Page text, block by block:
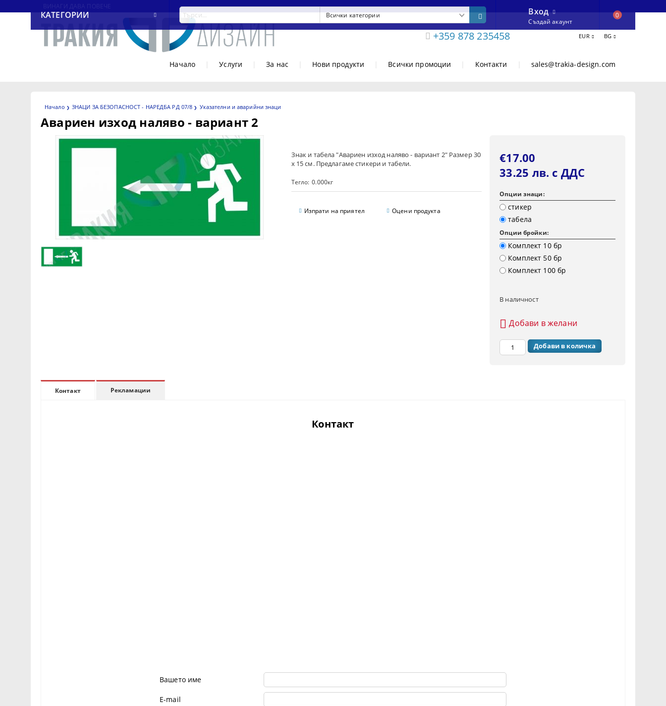
ВИНАГИ ДАВА ПОВЕЧЕ
+359 878 235458 EUR BG
Начало Услуги За нас Нови продукти Всички промоции Контакти sales@trakia-design.com
КАТЕГОРИИ Вход
Създай акаунт
0
Начало ЗНАЦИ ЗА БЕЗОПАСНОСТ - НАРЕДБА РД 07/8 Указателни и аварийни знаци
Авариен изход наляво - вариант 2
Знак и табела "Авариен изход наляво - вариант 2" Размер 30
х 15 см. Предлагаме стикери и табели.
Тегло: 0.000кг
Изпрати на приятел Оцени продукта
€17.00
33.25 лв. с ДДС
Опции знаци:
стикер
табела
Опции бройки:
Комплект 10 бр
Комплект 50 бр
Комплект 100 бр
В наличност
Добави в желани
Контакт Рекламации
Контакт
Вашето име
E-mail